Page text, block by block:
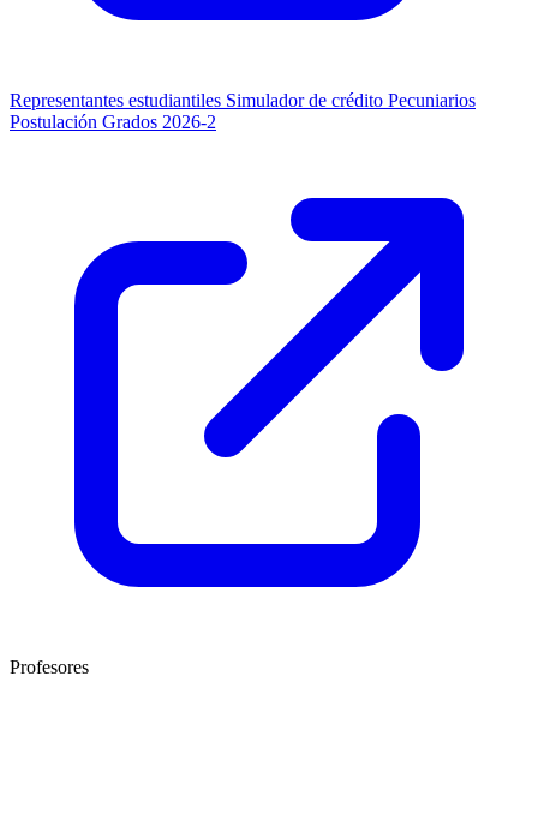
Representantes estudiantiles Simulador de crédito Pecuniarios
Postulación Grados 2026-2
Profesores